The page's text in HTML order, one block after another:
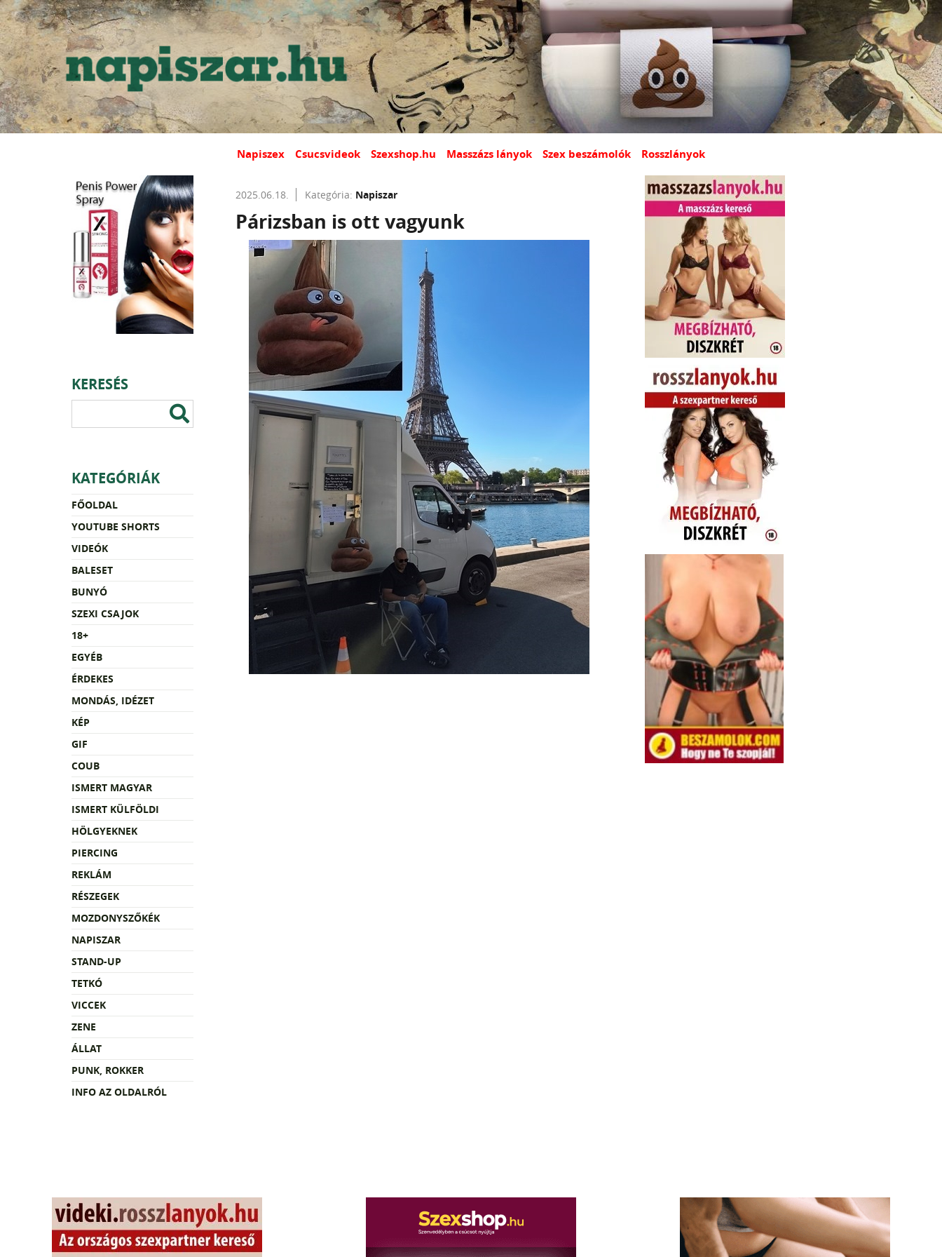
Napiszex Csucsvideok Szexshop.hu Masszázs lányok Szex beszámolók Rosszlányok
KERESÉS
KATEGÓRIÁK
FŐOLDAL
YOUTUBE SHORTS
VIDEÓK
BALESET
BUNYÓ
SZEXI CSAJOK
18+
EGYÉB
ÉRDEKES
MONDÁS, IDÉZET
KÉP
GIF
COUB
ISMERT MAGYAR
ISMERT KÜLFÖLDI
HÖLGYEKNEK
PIERCING
REKLÁM
RÉSZEGEK
MOZDONYSZŐKÉK
NAPISZAR
STAND-UP
TETKÓ
VICCEK
ZENE
ÁLLAT
PUNK, ROKKER
INFO AZ OLDALRÓL
2025.06.18. Kategória: Napiszar
Párizsban is ott vagyunk